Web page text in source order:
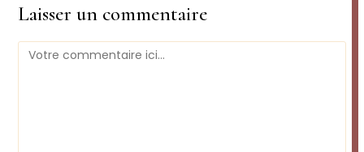
Laisser un commentaire
Comment